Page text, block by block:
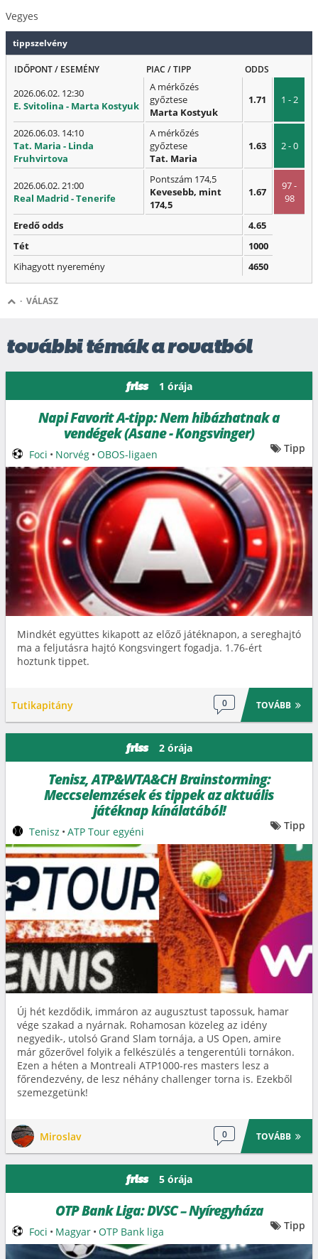
Vegyes
tippszelvény
IDŐPONT / ESEMÉNY PIAC / TIPP ODDS
2026.06.02. 12:30
E. Svitolina - Marta Kostyuk
A mérkőzés
győztese
Marta Kostyuk
1.71 1 - 2
2026.06.03. 14:10
Tat. Maria - Linda
Fruhvirtova
A mérkőzés
győztese
Tat. Maria
1.63 2 - 0
2026.06.02. 21:00
Real Madrid - Tenerife
Pontszám 174,5
Kevesebb, mint
174,5
1.67
97 -
98
Eredő odds
4.65
Tét
1000
Kihagyott nyeremény
4650
· VÁLASZ
további témák a rovatból
friss 1 órája
Napi Favorit A-tipp: Nem hibázhatnak a
vendégek (Asane - Kongsvinger)
Mindkét együttes kikapott az előző játéknapon, a sereghajtó
ma a feljutásra hajtó Kongsvingert fogadja. 1.76-ért
hoztunk tippet.
Tutikapitány 0 TOVÁBB
Foci • Norvég • OBOS-ligaen Tipp
friss 2 órája
Tenisz, ATP&WTA&CH Brainstorming:
Meccselemzések és tippek az aktuális
játéknap kínálatából!
Új hét kezdődik, immáron az augusztust tapossuk, hamar
vége szakad a nyárnak. Rohamosan közeleg az idény
negyedik-, utolsó Grand Slam tornája, a US Open, amire
már gőzerővel folyik a felkészülés a tengerentúli tornákon.
Ezen a héten a Montreali ATP1000-res masters lesz a
főrendezvény, de lesz néhány challenger torna is. Ezekből
szemezgetünk!
Miroslav 0 TOVÁBB
Tenisz • ATP Tour egyéni Tipp
friss 5 órája
OTP Bank Liga: DVSC – Nyíregyháza
Foci • Magyar • OTP Bank liga Tipp